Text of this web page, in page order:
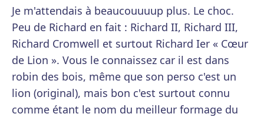
Je m'attendais à beaucouuuup plus. Le choc.
Peu de Richard en fait : Richard II, Richard III,
Richard Cromwell et surtout Richard Ier « Cœur
de Lion ». Vous le connaissez car il est dans
robin des bois, même que son perso c'est un
lion (original), mais bon c'est surtout connu
comme étant le nom du meilleur formage du